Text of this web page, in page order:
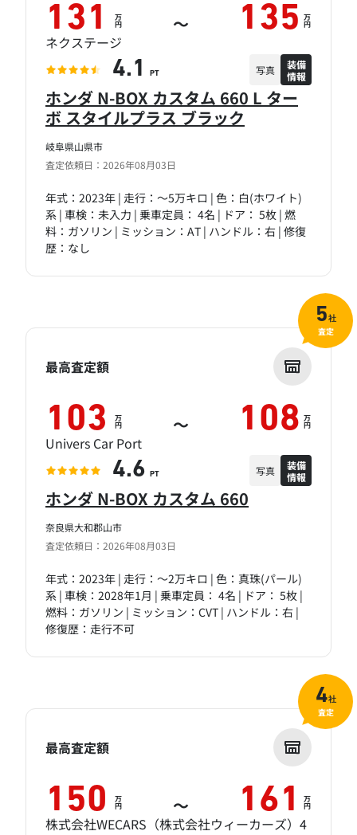
岐阜県山県市
査定依頼日：2026年08月03日
ホンダ N-BOX カスタム 660 L ター
ボ スタイルプラス ブラック
年式：2023年 | 走行：～5万キロ | 色：白(ホワイト)
系 | 車検：未入力 | 乗車定員： 4名 | ドア： 5枚 | 燃
料：ガソリン | ミッション：AT | ハンドル：右 | 修復
歴：なし
131 万
円 ～ 135 万
円
ネクステージ
4.1 PT 写真
装備
情報
奈良県大和郡山市
査定依頼日：2026年08月03日
ホンダ N-BOX カスタム 660
年式：2023年 | 走行：～2万キロ | 色：真珠(パール)
系 | 車検：2028年1月 | 乗車定員： 4名 | ドア： 5枚 |
燃料：ガソリン | ミッション：CVT | ハンドル：右 |
修復歴：走行不可
最高査定額
103 万
円 ～ 108 万
円
Univers Car Port
4.6 PT 写真
装備
情報
5社
査定
最高査定額
150 万
円 ～ 161 万
円
株式会社WECARS（株式会社ウィーカーズ）4
4社
査定